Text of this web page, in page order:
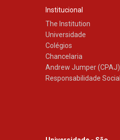
Institucional
The Institution
Universidade
Colégios
Chancelaria
Andrew Jumper (CPAJ)
Responsabilidade Social